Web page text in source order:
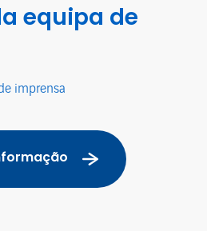
equipa de
imprensa